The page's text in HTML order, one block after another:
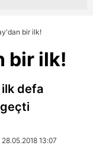
bir ilk!
bir ilk!
defa
geçti
13:07